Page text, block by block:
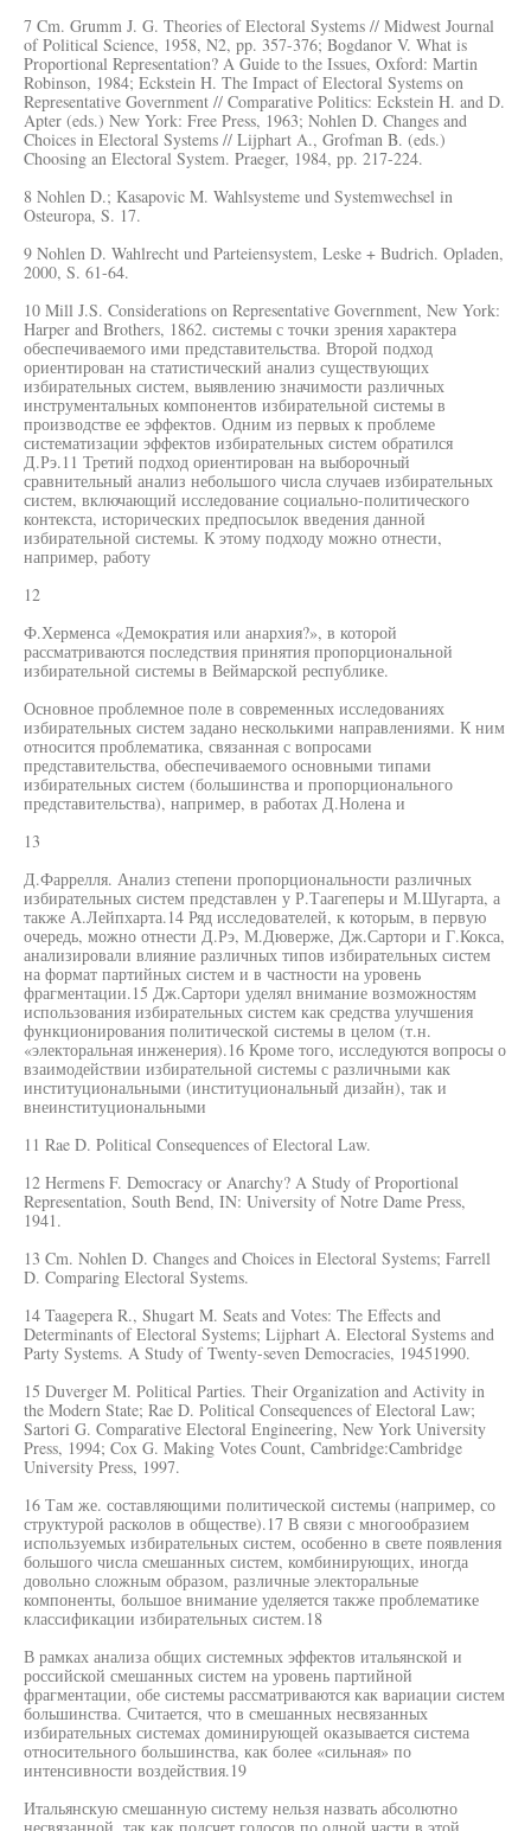
7 Cm. Grumm J. G. Theories of Electoral Systems // Midwest Journal
of Political Science, 1958, N2, pp. 357-376; Bogdanor V. What is
Proportional Representation? A Guide to the Issues, Oxford: Martin
Robinson, 1984; Eckstein H. The Impact of Electoral Systems on
Representative Government // Comparative Politics: Eckstein H. and D.
Apter (eds.) New York: Free Press, 1963; Nohlen D. Changes and
Choices in Electoral Systems // Lijphart A., Grofman B. (eds.)
Choosing an Electoral System. Praeger, 1984, pp. 217-224.
8 Nohlen D.; Kasapovic M. Wahlsysteme und Systemwechsel in
Osteuropa, S. 17.
9 Nohlen D. Wahlrecht und Parteiensystem, Leske + Budrich. Opladen,
2000, S. 61-64.
10 Mill J.S. Considerations on Representative Government, New York:
Harper and Brothers, 1862. системы с точки зрения характера
обеспечиваемого ими представительства. Второй подход
ориентирован на статистический анализ существующих
избирательных систем, выявлению значимости различных
инструментальных компонентов избирательной системы в
производстве ее эффектов. Одним из первых к проблеме
систематизации эффектов избирательных систем обратился
Д.Рэ.11 Третий подход ориентирован на выборочный
сравнительный анализ небольшого числа случаев избирательных
систем, включающий исследование социально-политического
контекста, исторических предпосылок введения данной
избирательной системы. К этому подходу можно отнести,
например, работу
12
Ф.Херменса «Демократия или анархия?», в которой
рассматриваются последствия принятия пропорциональной
избирательной системы в Веймарской республике.
Основное проблемное поле в современных исследованиях
избирательных систем задано несколькими направлениями. К ним
относится проблематика, связанная с вопросами
представительства, обеспечиваемого основными типами
избирательных систем (большинства и пропорционального
представительства), например, в работах Д.Нолена и
13
Д.Фаррелля. Анализ степени пропорциональности различных
избирательных систем представлен у Р.Таагеперы и М.Шугарта, а
также А.Лейпхарта.14 Ряд исследователей, к которым, в первую
очередь, можно отнести Д.Рэ, М.Дюверже, Дж.Сартори и Г.Кокса,
анализировали влияние различных типов избирательных систем
на формат партийных систем и в частности на уровень
фрагментации.15 Дж.Сартори уделял внимание возможностям
использования избирательных систем как средства улучшения
функционирования политической системы в целом (т.н.
«электоральная инженерия).16 Кроме того, исследуются вопросы о
взаимодействии избирательной системы с различными как
институциональными (институциональный дизайн), так и
внеинституциональными
11 Rae D. Political Consequences of Electoral Law.
12 Hermens F. Democracy or Anarchy? A Study of Proportional
Representation, South Bend, IN: University of Notre Dame Press,
1941.
13 Cm. Nohlen D. Changes and Choices in Electoral Systems; Farrell
D. Comparing Electoral Systems.
14 Taagepera R., Shugart M. Seats and Votes: The Effects and
Determinants of Electoral Systems; Lijphart A. Electoral Systems and
Party Systems. A Study of Twenty-seven Democracies, 19451990.
15 Duverger M. Political Parties. Their Organization and Activity in
the Modern State; Rae D. Political Consequences of Electoral Law;
Sartori G. Comparative Electoral Engineering, New York University
Press, 1994; Cox G. Making Votes Count, Cambridge:Cambridge
University Press, 1997.
16 Там же. составляющими политической системы (например, со
структурой расколов в обществе).17 В связи с многообразием
используемых избирательных систем, особенно в свете появления
большого числа смешанных систем, комбинирующих, иногда
довольно сложным образом, различные электоральные
компоненты, большое внимание уделяется также проблематике
классификации избирательных систем.18
В рамках анализа общих системных эффектов итальянской и
российской смешанных систем на уровень партийной
фрагментации, обе системы рассматриваются как вариации систем
большинства. Считается, что в смешанных несвязанных
избирательных системах доминирующей оказывается система
относительного большинства, как более «сильная» по
интенсивности воздействия.19
Итальянскую смешанную систему нельзя назвать абсолютно